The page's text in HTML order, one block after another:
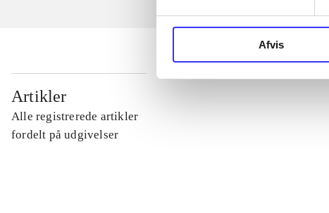
Afvis
Artikler
Alle registrerede artikler
fordelt på udgivelser